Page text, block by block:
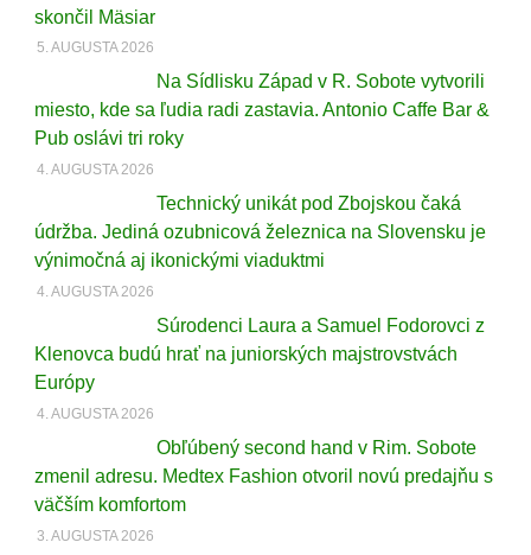
skončil Mäsiar
5. AUGUSTA 2026
Na Sídlisku Západ v R. Sobote vytvorili
miesto, kde sa ľudia radi zastavia. Antonio Caffe Bar &
Pub oslávi tri roky
4. AUGUSTA 2026
Technický unikát pod Zbojskou čaká
údržba. Jediná ozubnicová železnica na Slovensku je
výnimočná aj ikonickými viaduktmi
4. AUGUSTA 2026
Súrodenci Laura a Samuel Fodorovci z
Klenovca budú hrať na juniorských majstrovstvách
Európy
4. AUGUSTA 2026
Obľúbený second hand v Rim. Sobote
zmenil adresu. Medtex Fashion otvoril novú predajňu s
väčším komfortom
3. AUGUSTA 2026